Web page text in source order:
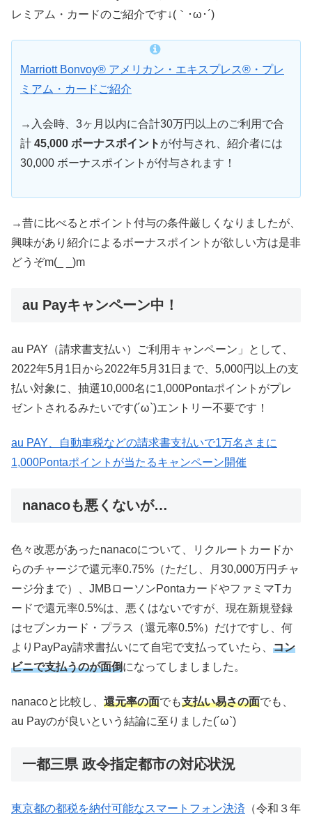
レミアム・カードのご紹介です↓(｀･ω･´)
Marriott Bonvoy® アメリカン・エキスプレス®・プレ
ミアム・カードご紹介
→入会時、3ヶ月以内に合計30万円以上のご利用で合
計 45,000 ボーナスポイント が付与され、紹介者には
30,000 ボーナスポイントが付与されます！
→昔に比べるとポイント付与の条件厳しくなりましたが、
興味があり紹介によるボーナスポイントが欲しい方は是非
どうぞm(_ _)m
au Payキャンペーン中！
au PAY（請求書支払い）ご利用キャンペーン」として、
2022年5月1日から2022年5月31日まで、5,000円以上の支
払い対象に、抽選10,000名に1,000Pontaポイントがプレ
ゼントされるみたいです(´ω`)エントリー不要です！
au PAY、自動車税などの請求書支払いで1万名さまに
1,000Pontaポイントが当たるキャンペーン開催
nanacoも悪くないが…
色々改悪があったnanacoについて、リクルートカードか
らのチャージで還元率0.75%（ただし、月30,000万円チャ
ージ分まで）、JMBローソンPontaカードやファミマTカ
ードで還元率0.5%は、悪くはないですが、現在新規登録
はセブンカード・プラス（還元率0.5%）だけですし、何
よりPayPay請求書払いにて自宅で支払っていたら、 コン
ビニで支払うのが面倒になってしましました。
nanacoと比較し、 還元率の面でも支払い易さの面でも、
au Payのが良いという結論に至りました(´ω`)
一都三県 政令指定都市の対応状況
東京都の都税を納付可能なスマートフォン決済 （令和３年